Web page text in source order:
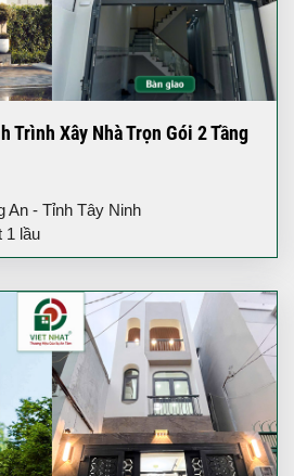
Trình Xây Nhà Trọn Gói 2 Tầng
An - Tỉnh Tây Ninh
1 lầu